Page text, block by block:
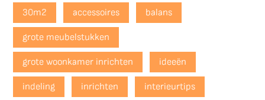
30m2 accessoires balans
grote meubelstukken
grote woonkamer inrichten ideeën
indeling inrichten interieurtips